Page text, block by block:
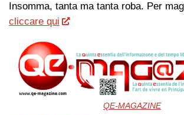
Insomma, tanta ma tanta roba. Per
cliccare qui
QE-MAGAZINE